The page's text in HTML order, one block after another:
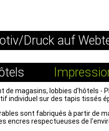
Druck auf
de magasins, lobbies d'hôtels -
individuel sur des tapis tissés
sont fabriqués à partir de
encres respectueuses de